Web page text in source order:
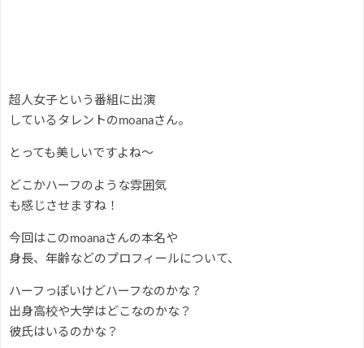
超人女子という番組に出演
しているタレントのmoanaさん。
とっても美しいですよね～
どこかハーフのような雰囲気
も感じさせますね！
今回はこのmoanaさんの本名や
身長、年齢などのプロフィールについて、
ハーフっぽいけどハーフなのかな？
出身高校や大学はどこなのかな？
彼氏はいるのかな？